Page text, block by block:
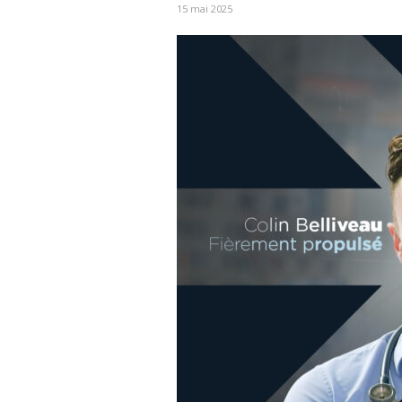
15 mai 2025